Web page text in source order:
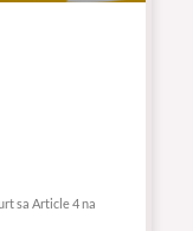
sa Article 4 na